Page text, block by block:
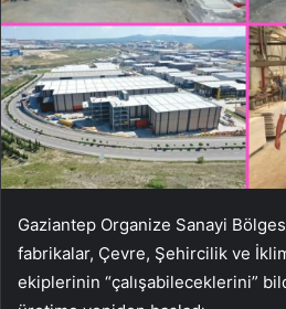
Gaziantep Organize Sanayi
fabrikalar, Çevre, Şehircilik ve
ekiplerinin “çalışabileceklerini”